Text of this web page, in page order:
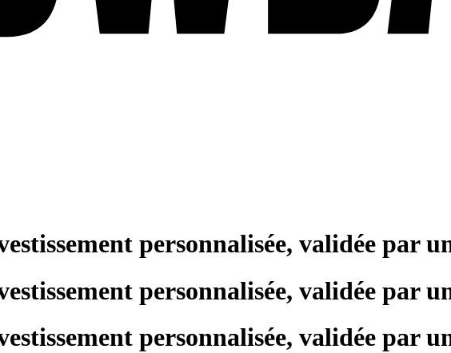
personnalisée, validée par
personnalisée, validée par
personnalisée, validée par